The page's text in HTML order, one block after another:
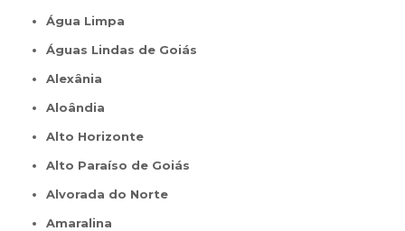
Água Limpa
Águas Lindas de Goiás
Alexânia
Aloândia
Alto Horizonte
Alto Paraíso de Goiás
Alvorada do Norte
Amaralina